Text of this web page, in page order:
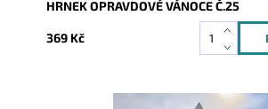
HRNEK OPRAVDOVÉ VÁNOCE Č.25
369 Kč